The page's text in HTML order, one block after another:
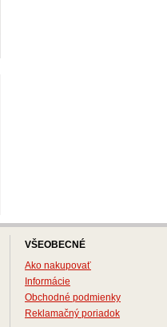
VŠEOBECNÉ
Ako nakupovať
Informácie
Obchodné podmienky
Reklamačný poriadok